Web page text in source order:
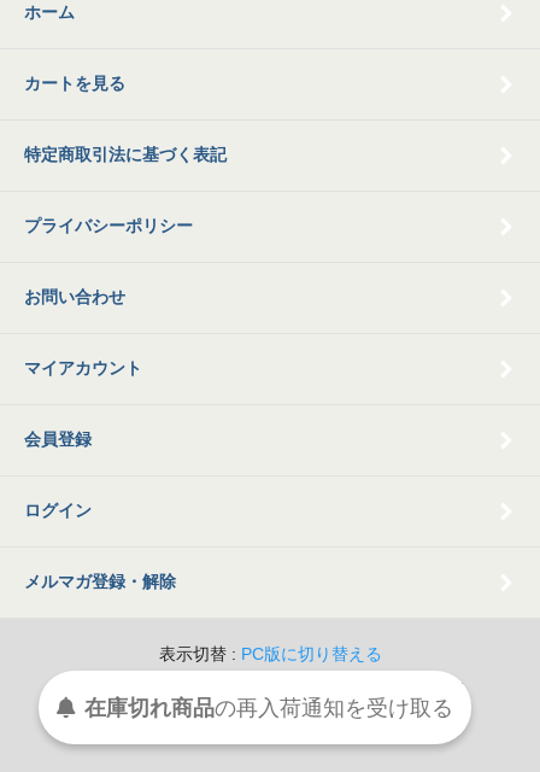
ホーム
カートを見る
特定商取引法に基づく表記
プライバシーポリシー
お問い合わせ
マイアカウント
会員登録
ログイン
メルマガ登録・解除
表示切替 : PC版に切り替える
© 2009 Old Books Tamatsubaki All Rights Reserved.
在庫切れ商品の再入荷通知を受け取る